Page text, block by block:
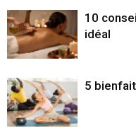
10
idéal
5